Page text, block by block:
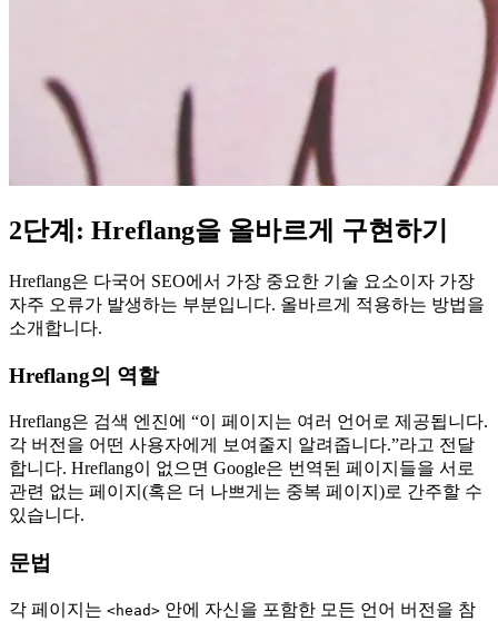
2단계: Hreflang을 올바르게 구현하기
Hreflang은 다국어 SEO에서 가장 중요한 기술 요소이자 가장
자주 오류가 발생하는 부분입니다. 올바르게 적용하는 방법을
소개합니다.
Hreflang의 역할
Hreflang은 검색 엔진에 “이 페이지는 여러 언어로 제공됩니다.
각 버전을 어떤 사용자에게 보여줄지 알려줍니다.”라고 전달
합니다. Hreflang이 없으면 Google은 번역된 페이지들을 서로
관련 없는 페이지(혹은 더 나쁘게는 중복 페이지)로 간주할 수
있습니다.
문법
각 페이지는 <head> 안에 자신을 포함한 모든 언어 버전을 참